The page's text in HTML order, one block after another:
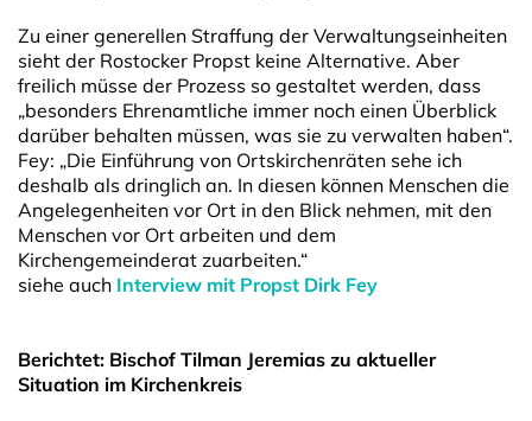
Zu einer generellen Straffung der Verwaltungseinheiten
sieht der Rostocker Propst keine Alternative. Aber
freilich müsse der Prozess so gestaltet werden, dass
„besonders Ehrenamtliche immer noch einen Überblick
darüber behalten müssen, was sie zu verwalten haben“.
Fey: „Die Einführung von Ortskirchenräten sehe ich
deshalb als dringlich an. In diesen können Menschen die
Angelegenheiten vor Ort in den Blick nehmen, mit den
Menschen vor Ort arbeiten und dem
Kirchengemeinderat zuarbeiten.“
siehe auch Interview mit Propst Dirk Fey
Berichtet: Bischof Tilman Jeremias zu aktueller
Situation im Kirchenkreis